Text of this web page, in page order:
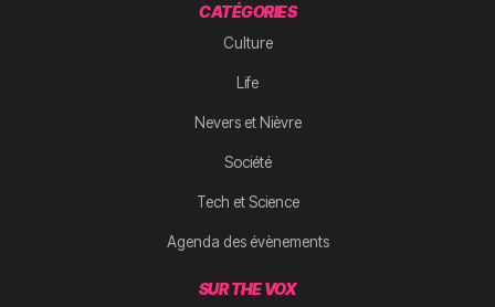
CATÉGORIES
Culture
Life
Nevers et Nièvre
Société
Tech et Science
Agenda des évènements
SUR THE VOX